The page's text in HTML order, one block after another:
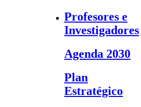
Profesores e
Investigadores
Agenda 2030
Plan
Estratégico